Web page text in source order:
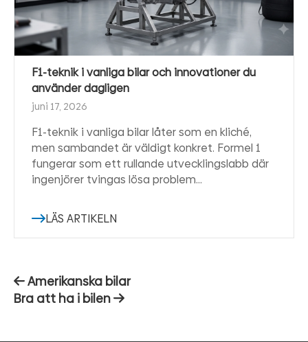
F1-teknik i vanliga bilar och innovationer du
använder dagligen
juni 17, 2026
F1-teknik i vanliga bilar låter som en kliché,
men sambandet är väldigt konkret. Formel 1
fungerar som ett rullande utvecklingslabb där
ingenjörer tvingas lösa problem…
LÄS ARTIKELN
Inläggsnavigering
Förra
inlägget:
Amerikanska bilar
Bra att ha i bilen
Nästa